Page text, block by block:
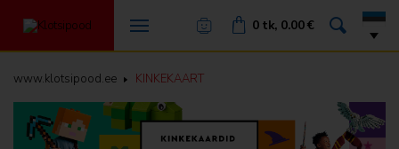

Minu konto
 0 tk, 0.00 € 
www.klotsipood.ee KINKEKAART
KINKEKAART
EKSKLUSIIVSED
Tulemused
Ehitised